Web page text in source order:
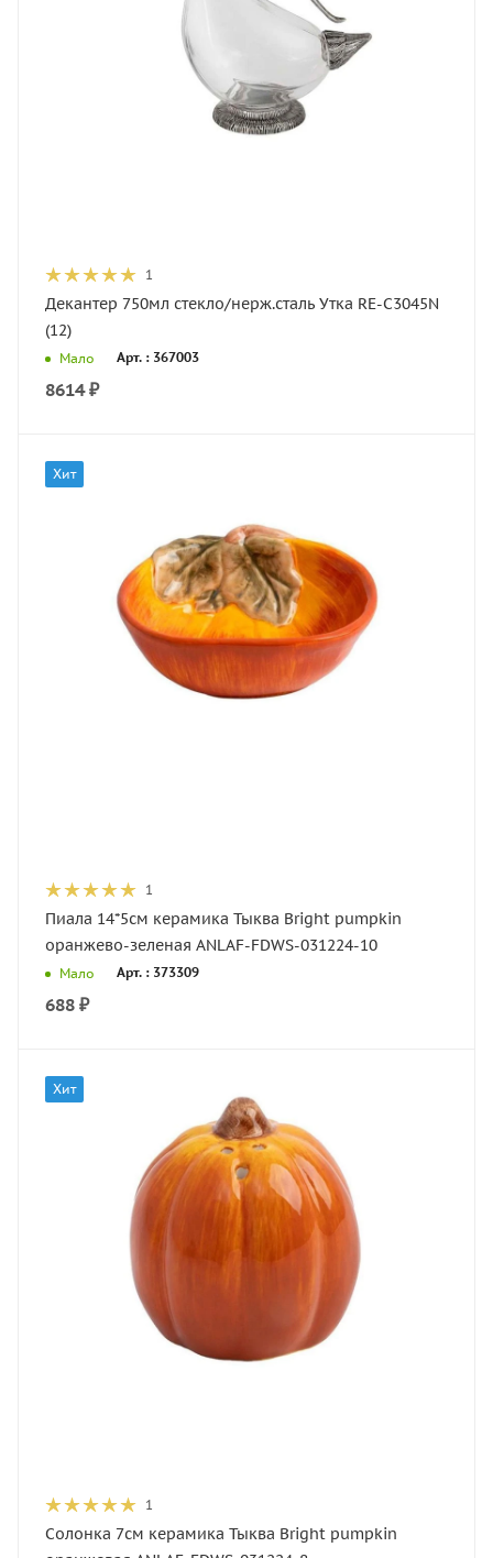
1
Декантер 750мл стекло/нерж.сталь Утка RE-C3045N
(12)
Мало Арт. : 367003
8614₽
Хит
1
Пиала 14*5см керамика Тыква Bright pumpkin
оранжево-зеленая ANLAF-FDWS-031224-10
Мало Арт. : 373309
688 ₽
Хит
1
Солонка 7см керамика Тыква Bright pumpkin